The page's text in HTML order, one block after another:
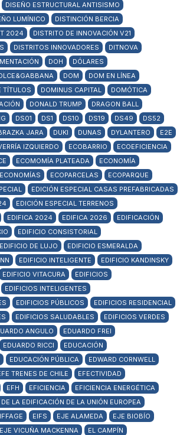
DISEÑO ESTRUCTURAL ANTISISMO
LUMÍNICO
DISTINCIÓN BERCIA
2024
DISTRITO DE INNOVACIÓN V21
DISTRITOS INNOVADORES
DITNOVA
DOH
DÓLARES
DOM
DOM EN LÍNEA
TÍTULOS DOMINUS CAPITAL
DOMÓTICA
DONALD TRUMP
DRAGON BALL
DS01 DS1 DS10 DS19 DS49
DS52
JARA DUKI DUNAS DYLANTERO
E2E
IZQUIERDO ECOBARRIO
ECOEFICIENCIA
ECOMOMÍA PLATEADA
ECONOMÍA
ECONOMÍAS ECOPARCELAS
ECOPARQUE
EDICIÓN ESPECIAL CASAS PREFABRICADAS
EDICIÓN ESPECIAL TERRENOS
EDIFICA 2024 EDIFICA 2026
EDIFICACIÓN
EDIFICIO CONSISTORIAL
EDIFICIO DE LUJO
EDIFICIO ESMERALDA
EDIFICIO INTELIGENTE
EDIFICIO KANDINSKY
EDIFICIO VITACURA
EDIFICIOS
EDIFICIOS INTELIGENTES
EDIFICIOS PÚBLICOS
EDIFICIOS RESIDENCIAL
EDIFICIOS SALUDABLES
EDIFICIOS VERDES
ANGULO
EDUARDO FREI
EDUARDO RICCI
EDUCACIÓN
EDUCACIÓN PÚBLICA
EDWARD CORNWELL
TRENES DE CHILE
EFECTIVIDAD
EFH EFICIENCIA
EFICIENCIA ENERGÉTICA
LA EDIFICACIÓN DE LA UNIÓN EUROPEA
EIFS EJE ALAMEDA
EJE BIOBÍO
EJE VICUÑA MACKENNA EL CAMPÍN